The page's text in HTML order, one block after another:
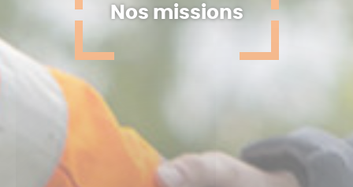
Nos missions